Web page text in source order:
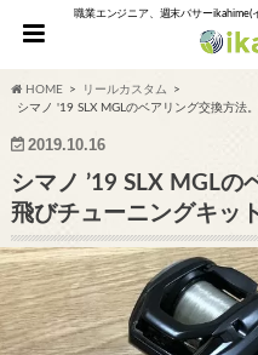
職業エンジニア、週末バサーikahime(
HOME
リールカスタム
シマノ '19 SLX MGLのベアリング交換方法
2019.10.16
シマノ ’19 SLX MGL
飛びチューニングキット